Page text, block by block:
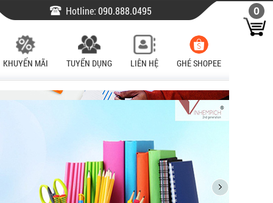
KHUYẾN MÃI TUYỂN DỤNG LIÊN HỆ GHÉ SHOPEE
Hotline:090.888.0495 0